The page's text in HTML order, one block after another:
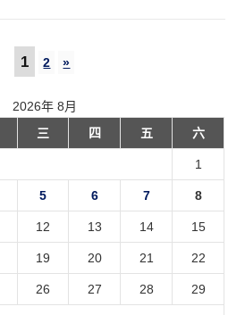
1 2 »
2026年 8月
三 四 五 六
1
5 6 7 8
12 13 14 15
19 20 21 22
26 27 28 29